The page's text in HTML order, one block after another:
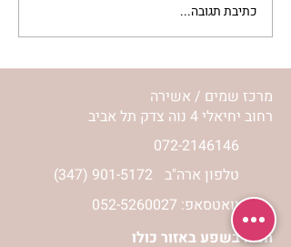
מתגעגעות לבית המפגש,
השיעור לתשעה באב | הר'
ימימה מזרחי
כתיבת תגובה...
מרכז שמים / אשירה
רחוב יחיאלי 4 נוה צדק תל אביב
072-2146146
(347) 901-5172 טלפון ארה"ב
וואטסאפ: 052-5260027
חניה בשפע באזור כולו